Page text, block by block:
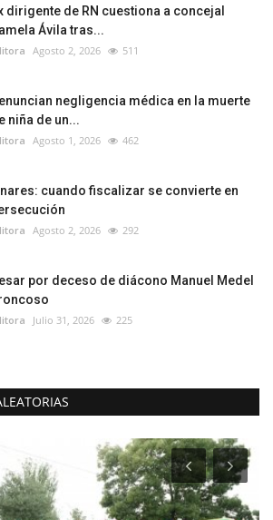
dirigente de RN cuestiona a concejal
Ávila tras...
Agosto 2, 2026 511
negligencia médica en la muerte
niña de un...
Agosto 1, 2026 462
cuando fiscalizar se convierte en
Agosto 2, 2026 292
por deceso de diácono Manuel Medel
Julio 31, 2026 225